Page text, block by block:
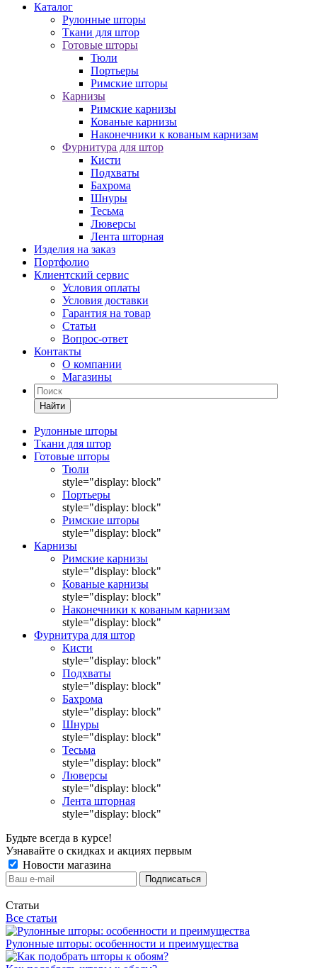
Каталог
Рулонные шторы
Ткани для штор
Готовые шторы
Тюли
Портьеры
Римские шторы
Карнизы
Римские карнизы
Кованые карнизы
Наконечники к кованым карнизам
Фурнитура для штор
Кисти
Подхваты
Бахрома
Шнуры
Тесьма
Люверсы
Лента шторная
Изделия на заказ
Портфолио
Клиентский сервис
Условия оплаты
Условия доставки
Гарантия на товар
Статьи
Вопрос-ответ
Контакты
О компании
Магазины
Найти
Рулонные шторы
Ткани для штор
Готовые шторы
Тюли
style="display: block"
Портьеры
style="display: block"
Римские шторы
style="display: block"
Карнизы
Римские карнизы
style="display: block"
Кованые карнизы
style="display: block"
Наконечники к кованым карнизам
style="display: block"
Фурнитура для штор
Кисти
style="display: block"
Подхваты
style="display: block"
Бахрома
style="display: block"
Шнуры
style="display: block"
Тесьма
style="display: block"
Люверсы
style="display: block"
Лента шторная
style="display: block"
Будьте всегда в курсе!
Узнавайте о скидках и акциях первым
Новости магазина
Статьи
Все статьи
Рулонные шторы: особенности и преимущества